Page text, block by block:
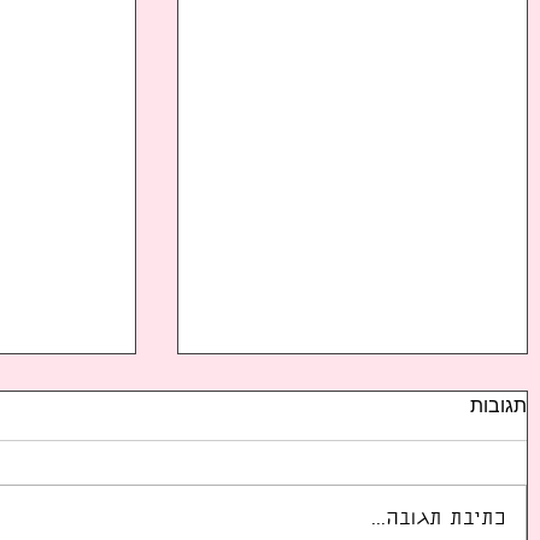
תגובות
כתיבת תגובה...